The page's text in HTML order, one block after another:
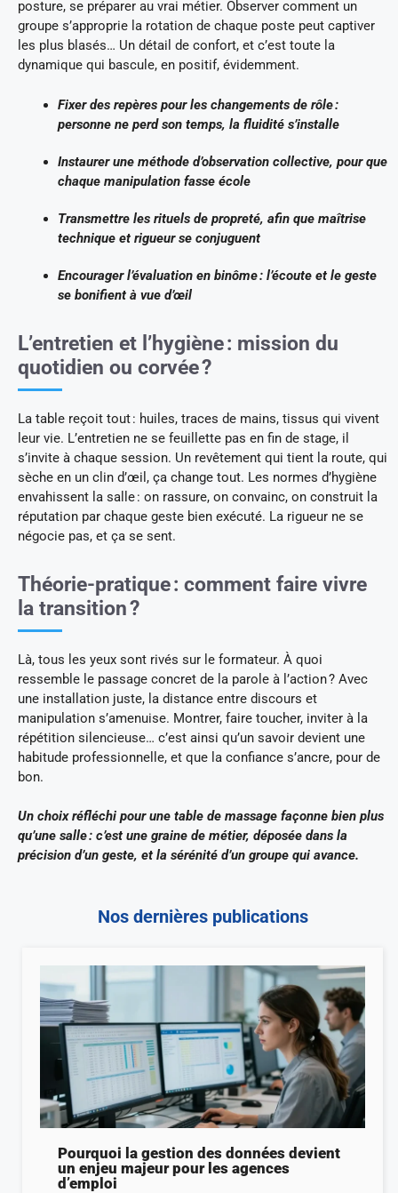
posture, se préparer au vrai métier. Observer comment un
groupe s’approprie la rotation de chaque poste peut captiver
les plus blasés… Un détail de confort, et c’est toute la
dynamique qui bascule, en positif, évidemment.
Fixer des repères pour les changements de rôle :
personne ne perd son temps, la fluidité s’installe
Instaurer une méthode d’observation collective, pour que
chaque manipulation fasse école
Transmettre les rituels de propreté, afin que maîtrise
technique et rigueur se conjuguent
Encourager l’évaluation en binôme : l’écoute et le geste
se bonifient à vue d’œil
L’entretien et l’hygiène : mission du
quotidien ou corvée ?
La table reçoit tout : huiles, traces de mains, tissus qui vivent
leur vie. L’entretien ne se feuillette pas en fin de stage, il
s’invite à chaque session. Un revêtement qui tient la route, qui
sèche en un clin d’œil, ça change tout. Les normes d’hygiène
envahissent la salle : on rassure, on convainc, on construit la
réputation par chaque geste bien exécuté. La rigueur ne se
négocie pas, et ça se sent.
Théorie-pratique : comment faire vivre
la transition ?
Là, tous les yeux sont rivés sur le formateur. À quoi
ressemble le passage concret de la parole à l’action ? Avec
une installation juste, la distance entre discours et
manipulation s’amenuise. Montrer, faire toucher, inviter à la
répétition silencieuse… c’est ainsi qu’un savoir devient une
habitude professionnelle, et que la confiance s’ancre, pour de
bon.
Un choix réfléchi pour une table de massage façonne bien plus
qu’une salle : c’est une graine de métier, déposée dans la
précision d’un geste, et la sérénité d’un groupe qui avance.
Nos dernières publications
Pourquoi la gestion des données devient
un enjeu majeur pour les agences
d’emploi